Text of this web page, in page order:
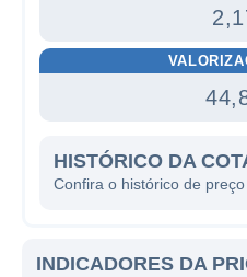
HISTÓRICO DA
Confira o histórico de
INDICADORES DA